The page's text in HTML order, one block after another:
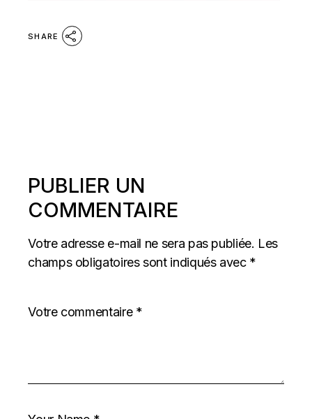
SHARE
PUBLIER UN
COMMENTAIRE
Votre adresse e-mail ne sera pas publiée. Les
champs obligatoires sont indiqués avec *